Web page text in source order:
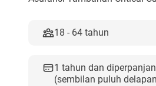
18 - 64 tahun
1 tahun dan
(sembilan puluh